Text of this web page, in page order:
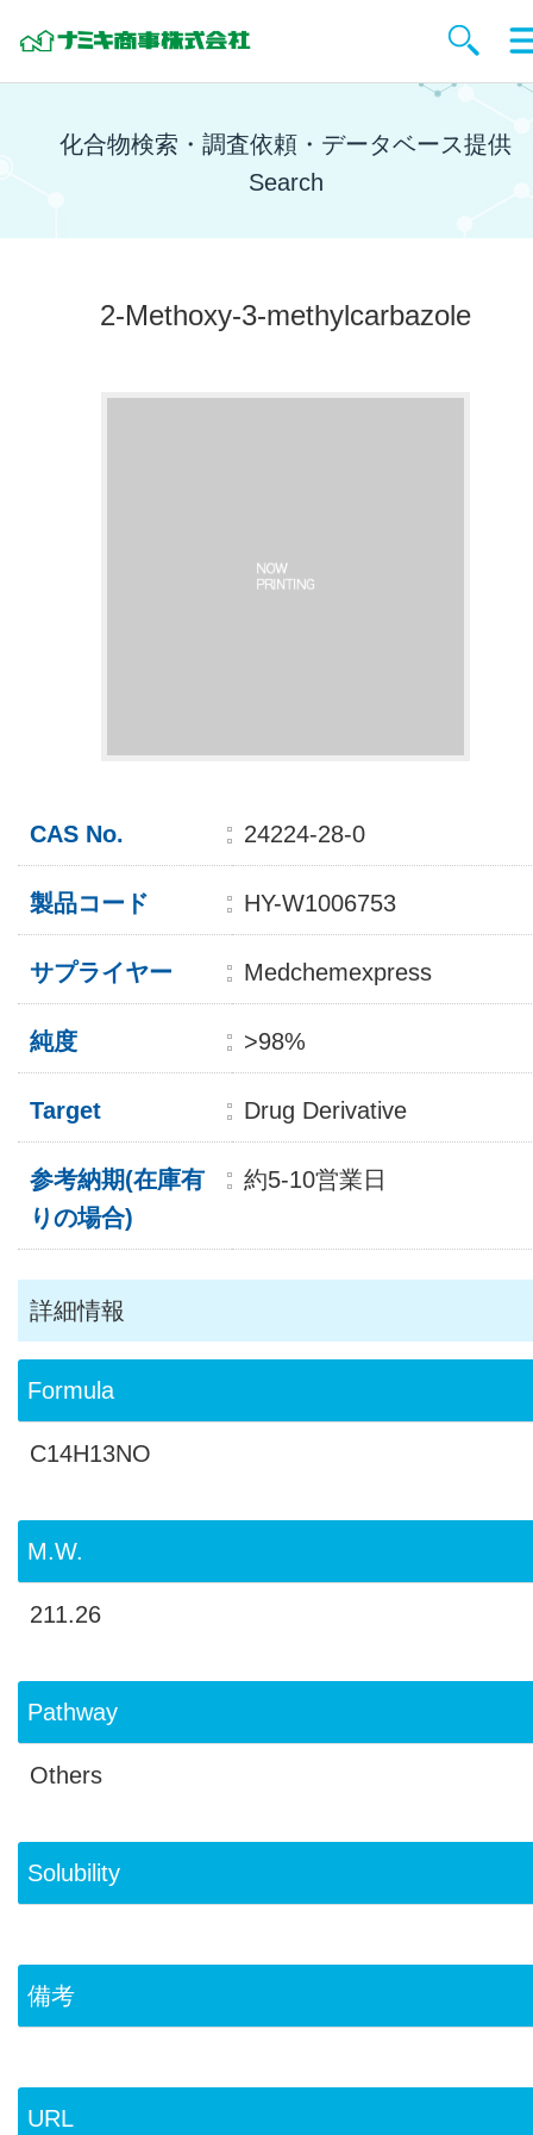
化合物検索・調査依頼・データベース提供
Search
2-Methoxy-3-methylcarbazole
CAS No. 24224-28-0
製品コード HY-W1006753
サプライヤー Medchemexpress
純度 >98%
Target Drug Derivative
参考納期(在庫有
りの場合)
約5-10営業日
詳細情報
Formula
C14H13NO
M.W.
211.26
Pathway
Others
Solubility
備考
URL